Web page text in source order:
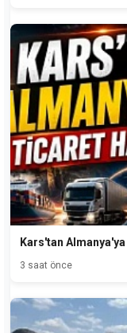
Kars'tan
3 saat önce